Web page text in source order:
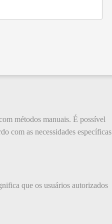
métodos manuais. É possível
com as necessidades específicas
que os usuários autorizados